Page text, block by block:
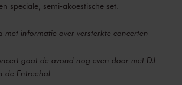
speciale, semi-akoestische set.
met informatie over versterkte concerten
gaat de avond nog even door met DJ
de Entreehal